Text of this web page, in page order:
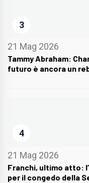
3
21 Mag 2026
Tammy Abraham:
futuro è ancora un
4
21 Mag 2026
Franchi, ultimo atto:
per il congedo della